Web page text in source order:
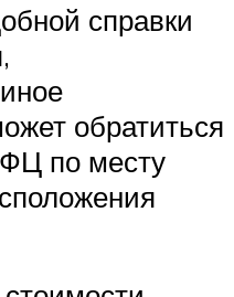
справки
обратиться
по месту